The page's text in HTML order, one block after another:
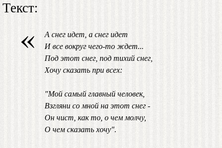
Текст:
«
А снег идет, а снег идет
И все вокруг чего-то ждет...
Под этот снег, под тихий снег,
Хочу сказать при всех:
"Мой самый главный человек,
Взгляни со мной на этот снег -
Он чист, как то, о чем молчу,
О чем сказать хочу".